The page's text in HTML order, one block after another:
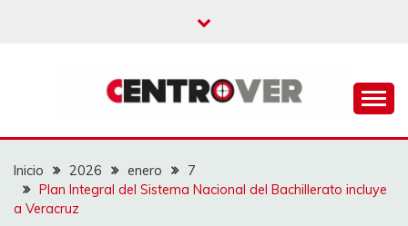
CENTROVER
NOTICIAS
Inicio 2026 enero
7
Plan Integral del Sistema Nacional del Bachillerato incluye
a Veracruz